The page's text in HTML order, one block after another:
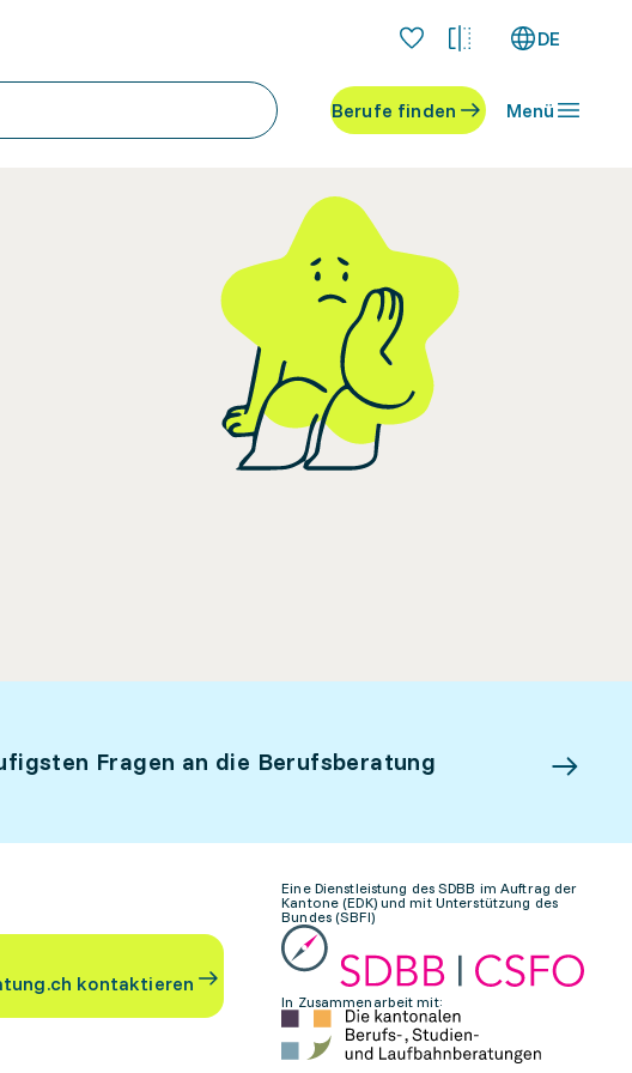
DE
Berufe finden Menü
Fragen an die Berufsberatung
kontaktieren
Eine Dienstleistung des SDBB im Auftrag der
Kantone (EDK) und mit Unterstützung des
Bundes (SBFI)
In Zusammenarbeit mit: